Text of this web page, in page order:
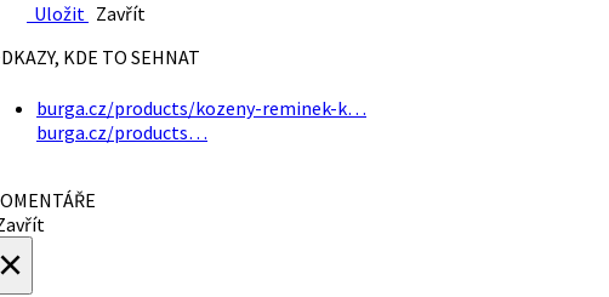
Uložit Zavřít
KDE TO SEHNAT
burga.cz/products/kozeny-reminek-k…
burga.cz/products…